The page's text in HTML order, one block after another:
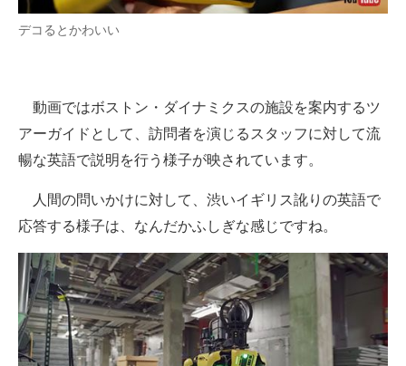
デコるとかわいい
動画ではボストン・ダイナミクスの施設を案内するツ
アーガイドとして、訪問者を演じるスタッフに対して流
暢な英語で説明を行う様子が映されています。
人間の問いかけに対して、渋いイギリス訛りの英語で
応答する様子は、なんだかふしぎな感じですね。